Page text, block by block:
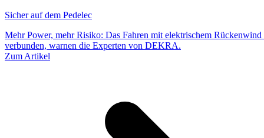
Sicher auf dem Pedelec
Mehr Power, mehr Risiko: Das Fahren mit elektrischem
verbunden, warnen die Experten von DEKRA.
Zum Artikel